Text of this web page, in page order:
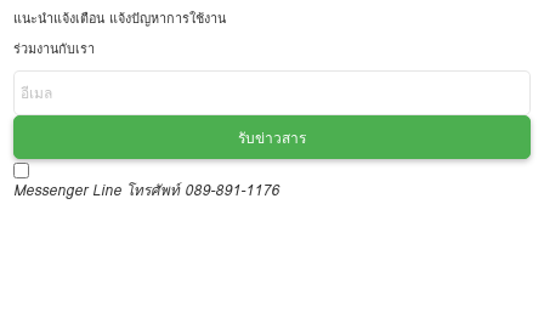
แนะนำแจ้งเตือน แจ้งปัญหาการใช้งาน
ร่วมงานกับเรา
รับข่าวสาร
Messenger Line โทรศัพท์ 089-891-1176